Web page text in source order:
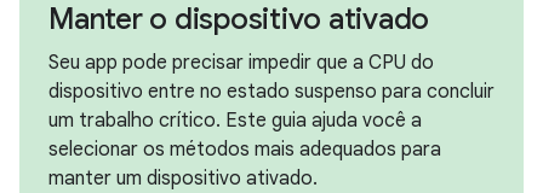
Manter o dispositivo ativado
Seu app pode precisar impedir que a CPU do
dispositivo entre no estado suspenso para concluir
um trabalho crítico. Este guia ajuda você a
selecionar os métodos mais adequados para
manter um dispositivo ativado.